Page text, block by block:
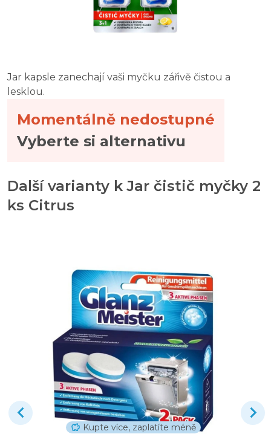
Jar kapsle zanechají vaši myčku zářivě čistou a
lesklou.
Momentálně nedostupné
Vyberte si alternativu
Další varianty k Jar čistič myčky 2
ks Citrus
Kupte více, zaplatíte méně